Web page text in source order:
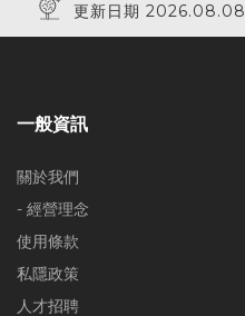
更新日期 2026.08.08
一般資訊
關於我們
- 經營理念
使用條款
私隱政策
人才招聘